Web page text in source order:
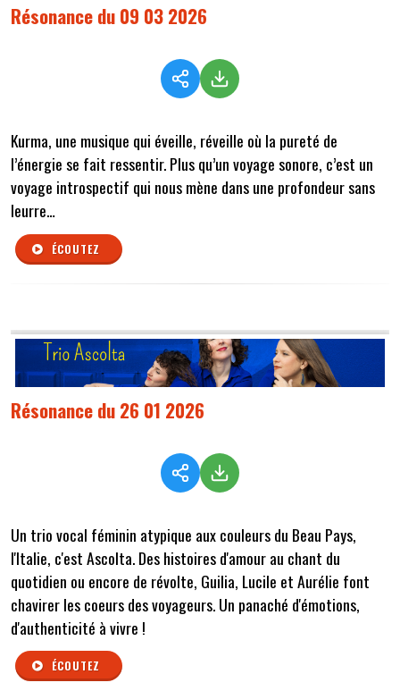
Résonance du 09 03 2026
Kurma, une musique qui éveille, réveille où la pureté de
l’énergie se fait ressentir. Plus qu’un voyage sonore, c’est un
voyage introspectif qui nous mène dans une profondeur sans
leurre…
ÉCOUTEZ
Résonance du 26 01 2026
Un trio vocal féminin atypique aux couleurs du Beau Pays,
l'Italie, c'est Ascolta. Des histoires d'amour au chant du
quotidien ou encore de révolte, Guilia, Lucile et Aurélie font
chavirer les coeurs des voyageurs. Un panaché d'émotions,
d'authenticité à vivre !
ÉCOUTEZ